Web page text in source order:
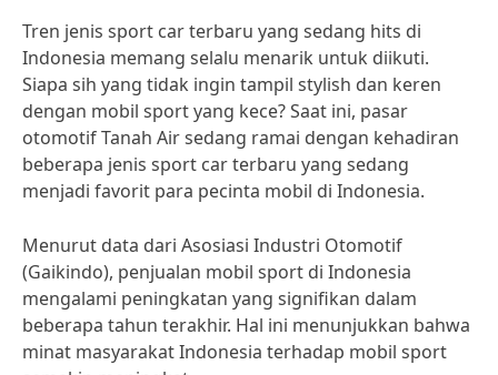
Tren jenis sport car terbaru yang sedang hits di
Indonesia memang selalu menarik untuk diikuti.
Siapa sih yang tidak ingin tampil stylish dan keren
dengan mobil sport yang kece? Saat ini, pasar
otomotif Tanah Air sedang ramai dengan kehadiran
beberapa jenis sport car terbaru yang sedang
menjadi favorit para pecinta mobil di Indonesia.
Menurut data dari Asosiasi Industri Otomotif
(Gaikindo), penjualan mobil sport di Indonesia
mengalami peningkatan yang signifikan dalam
beberapa tahun terakhir. Hal ini menunjukkan bahwa
minat masyarakat Indonesia terhadap mobil sport